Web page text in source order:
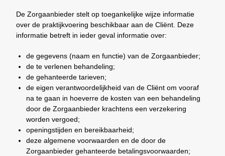
De Zorgaanbieder stelt op toegankelijke wijze informatie
over de praktijkvoering beschikbaar aan de Cliënt. Deze
informatie betreft in ieder geval informatie over:
de gegevens (naam en functie) van de Zorgaanbieder;
de te verlenen behandeling;
de gehanteerde tarieven;
de eigen verantwoordelijkheid van de Cliënt om vooraf
na te gaan in hoeverre de kosten van een behandeling
door de Zorgaanbieder krachtens een verzekering
worden vergoed;
openingstijden en bereikbaarheid;
deze algemene voorwaarden en de door de
Zorgaanbieder gehanteerde betalingsvoorwaarden;